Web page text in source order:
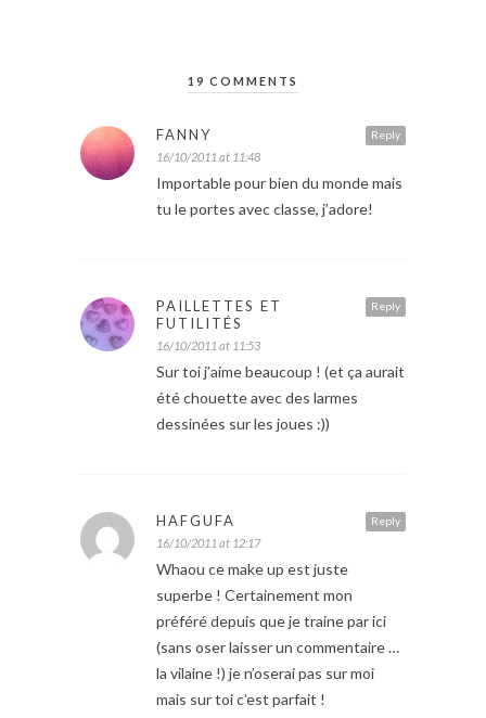
19 COMMENTS
Reply
FANNY
16/10/2011 at 11:48
Importable pour bien du monde mais
tu le portes avec classe, j’adore!
Reply
PAILLETTES ET
FUTILITÉS
16/10/2011 at 11:53
Sur toi j’aime beaucoup ! (et ça aurait
été chouette avec des larmes
dessinées sur les joues :))
Reply
HAFGUFA
16/10/2011 at 12:17
Whaou ce make up est juste
superbe ! Certainement mon
préféré depuis que je traine par ici
(sans oser laisser un commentaire …
la vilaine !) je n’oserai pas sur moi
mais sur toi c’est parfait !